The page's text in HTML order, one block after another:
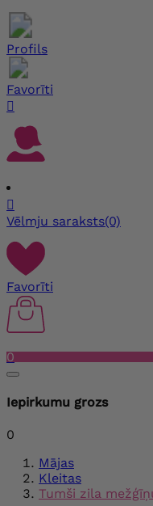
Profils
Favorīti


Vēlmju saraksts(0)
Favorīti
0
Iepirkumu grozs
0
Mājas
Kleitas
Tumši zila